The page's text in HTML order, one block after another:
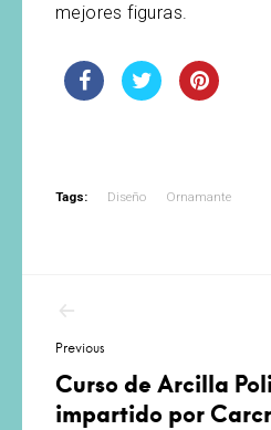
mejores figuras.
Tags: Diseño Ornamante
de
entradas
Previous
Curso de Arcilla
impartido por